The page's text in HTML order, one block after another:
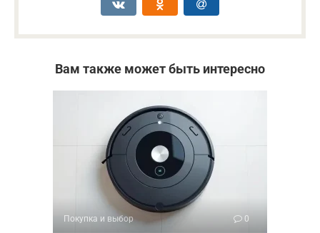
Вам также может быть интересно
Покупка и выбор 0